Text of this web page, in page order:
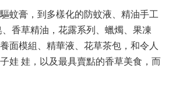
蚊膏，到多樣化的防蚊液、精油手工
香草精油，花露系列、蠟燭、果凍
面模組、精華液、花草茶包，和令人
娃 娃，以及最具賣點的香草美食，而